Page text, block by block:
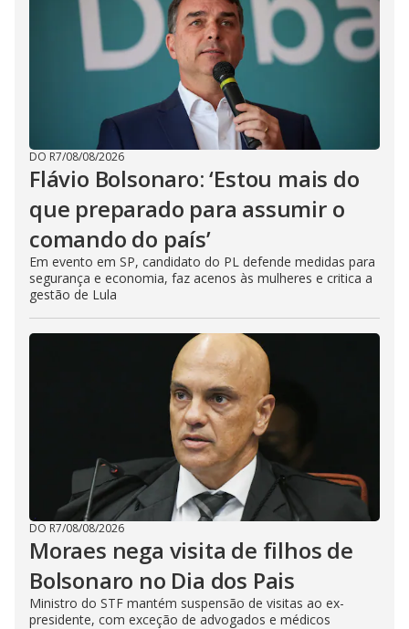
DO R7/08/08/2026
Flávio Bolsonaro: ‘Estou mais do
que preparado para assumir o
comando do país’
Em evento em SP, candidato do PL defende medidas para
segurança e economia, faz acenos às mulheres e critica a
gestão de Lula
DO R7/08/08/2026
Moraes nega visita de filhos de
Bolsonaro no Dia dos Pais
Ministro do STF mantém suspensão de visitas ao ex-
presidente, com exceção de advogados e médicos